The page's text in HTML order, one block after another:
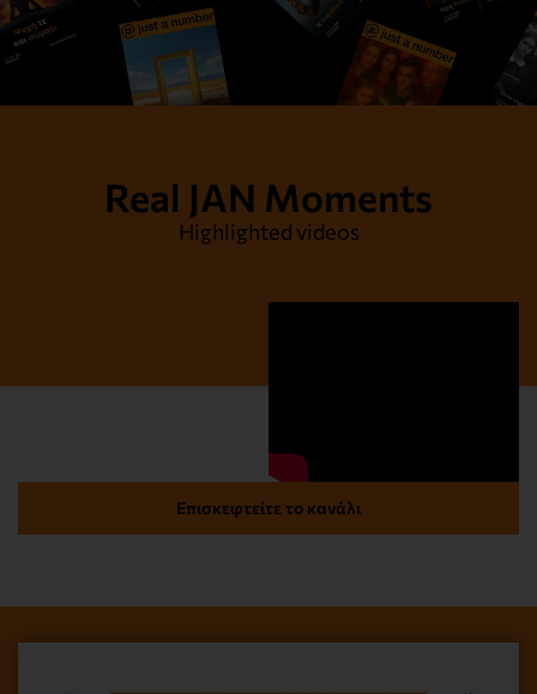
Real JAN Moments
Highlighted videos
Επισκεφτείτε το κανάλι